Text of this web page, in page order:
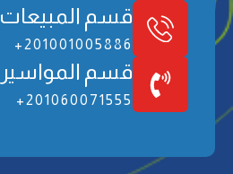
ﻗﺴﻢ اﻟﻤﺒﻴﻌﺎت
201001005886+
ﻗﺴﻢ اﻟﻤﻮاﺳﻴﺮ
201060071555+